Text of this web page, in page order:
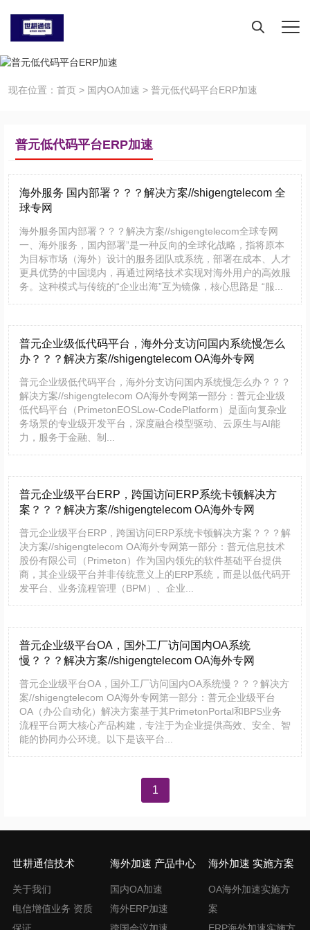
现在位置： 首页 > 国内OA加速 > 普元低代码平台ERP加速
普元低代码平台ERP加速
海外服务 国内部署？？？解决方案//shigengtelecom 全
球专网
海外服务国内部署？？？解决方案//shigengtelecom全球专网
一、海外服务，国内部署”是一种反向的全球化战略，指将原本
为目标市场（海外）设计的服务团队或系统，部署在成本、人才
更具优势的中国境内，再通过网络技术实现对海外用户的高效服
务。这种模式与传统的“企业出海”互为镜像，核心思路是 “服...
普元企业级低代码平台，海外分支访问国内系统慢怎么
办？？？解决方案//shigengtelecom OA海外专网
普元企业级低代码平台，海外分支访问国内系统慢怎么办？？？
解决方案//shigengtelecom OA海外专网第一部分：普元企业级
低代码平台（PrimetonEOSLow-CodePlatform）是面向复杂业
务场景的专业级开发平台，深度融合模型驱动、云原生与AI能
力，服务于金融、制...
普元企业级平台ERP，跨国访问ERP系统卡顿解决方
案？？？解决方案//shigengtelecom OA海外专网
普元企业级平台ERP，跨国访问ERP系统卡顿解决方案？？？解
决方案//shigengtelecom OA海外专网第一部分：普元信息技术
股份有限公司（Primeton）作为国内领先的软件基础平台提供
商，其企业级平台并非传统意义上的ERP系统，而是以低代码开
发平台、业务流程管理（BPM）、企业...
​普元企业级平台OA，国外工厂访问国内OA系统
慢？？？解决方案//shigengtelecom OA海外专网
普元企业级平台OA，国外工厂访问国内OA系统慢？？？解决方
案//shigengtelecom OA海外专网第一部分：普元企业级平台
OA（办公自动化）解决方案基于其PrimetonPortal和BPS业务
流程平台两大核心产品构建，专注于为企业提供高效、安全、智
能的协同办公环境。以下是该平台...
1
世耕通信技术
关于我们
电信增值业务 资质
海外加速 产品中心
国内OA加速
海外ERP加速
海外加速 实施方案
OA海外加速实施方
案